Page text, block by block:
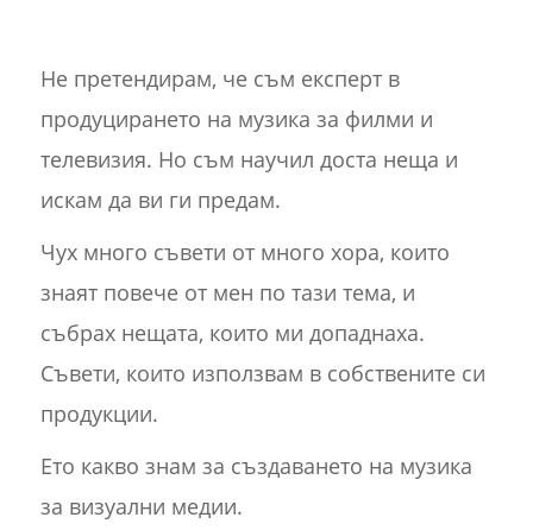
Не претендирам, че съм експерт в
продуцирането на музика за филми и
телевизия. Но съм научил доста неща и
искам да ви ги предам.
Чух много съвети от много хора, които
знаят повече от мен по тази тема, и
събрах нещата, които ми допаднаха.
Съвети, които използвам в собствените си
продукции.
Ето какво знам за създаването на музика
за визуални медии.